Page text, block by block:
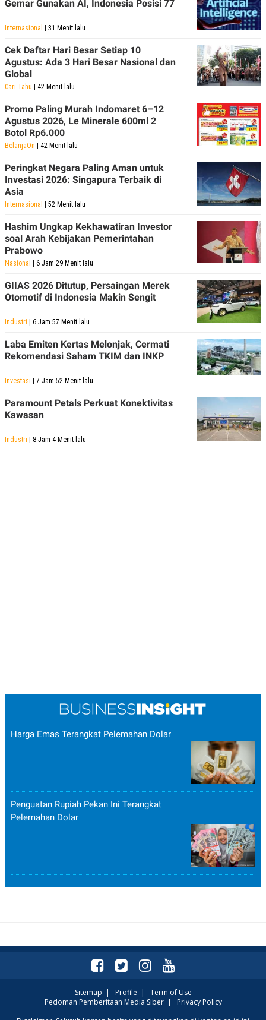
Y.
D
A
N
G
G
A
A
N
C
E
T
I
N
E
R
J
E
M
I
T
E
E
P
A
P
R
A
D
V
E
T
I
S
I
N
K
G
E
D
A
.
SITEMAP
USE
Gemar Gunakan AI, Indonesia Posisi 77
Internasional | 31 Menit lalu
Cek Daftar Hari Besar Setiap 10
Agustus: Ada 3 Hari Besar Nasional dan
Global
Cari Tahu | 42 Menit lalu
Promo Paling Murah Indomaret 6–12
Agustus 2026, Le Minerale 600ml 2
Botol Rp6.000
BelanjaOn | 42 Menit lalu
Peringkat Negara Paling Aman untuk
Investasi 2026: Singapura Terbaik di
Asia
Internasional | 52 Menit lalu
Hashim Ungkap Kekhawatiran Investor
soal Arah Kebijakan Pemerintahan
Prabowo
Nasional | 6 Jam 29 Menit lalu
GIIAS 2026 Ditutup, Persaingan Merek
Otomotif di Indonesia Makin Sengit
Industri | 6 Jam 57 Menit lalu
Laba Emiten Kertas Melonjak, Cermati
Rekomendasi Saham TKIM dan INKP
Investasi | 7 Jam 52 Menit lalu
Paramount Petals Perkuat Konektivitas
Kawasan
Industri | 8 Jam 4 Menit lalu
Harga Emas Terangkat Pelemahan Dolar
Penguatan Rupiah Pekan Ini Terangkat
Pelemahan Dolar
Sitemap | Profile | Term of Use
Pedoman Pemberitaan Media Siber| Privacy Policy